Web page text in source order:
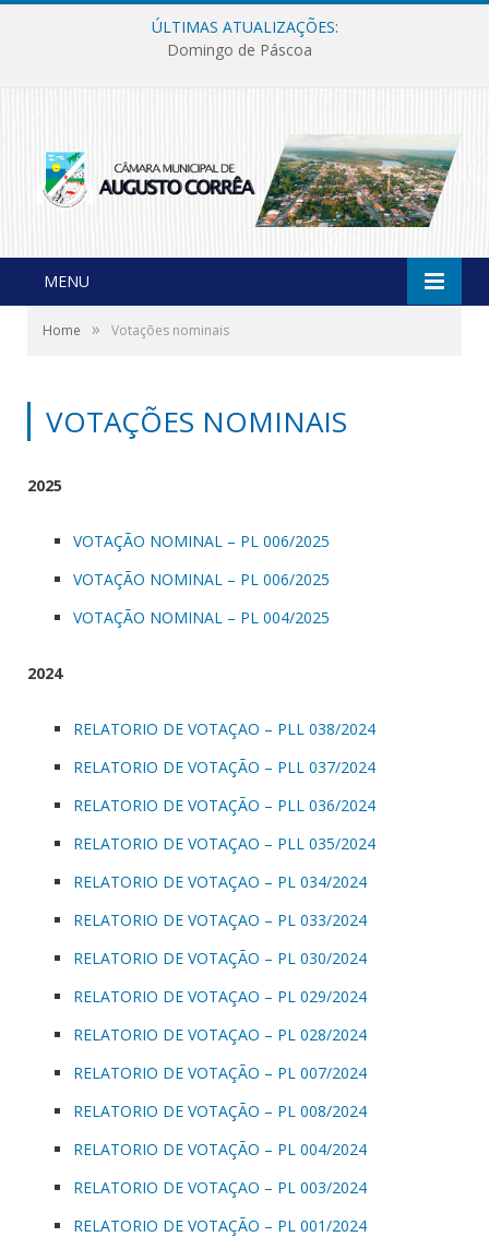
ÚLTIMAS ATUALIZAÇÕES:
Domingo de Páscoa
MENU
Home » Votações nominais
VOTAÇÕES NOMINAIS
2025
VOTAÇÃO NOMINAL – PL 006/2025
VOTAÇÃO NOMINAL – PL 006/2025
VOTAÇÃO NOMINAL – PL 004/2025
2024
RELATORIO DE VOTAÇAO – PLL 038/2024
RELATORIO DE VOTAÇÃO – PLL 037/2024
RELATORIO DE VOTAÇÃO – PLL 036/2024
RELATORIO DE VOTAÇAO – PLL 035/2024
RELATORIO DE VOTAÇAO – PL 034/2024
RELATORIO DE VOTAÇAO – PL 033/2024
RELATORIO DE VOTAÇÃO – PL 030/2024
RELATORIO DE VOTAÇAO – PL 029/2024
RELATORIO DE VOTAÇAO – PL 028/2024
RELATORIO DE VOTAÇÃO – PL 007/2024
RELATORIO DE VOTAÇÃO – PL 008/2024
RELATORIO DE VOTAÇÃO – PL 004/2024
RELATORIO DE VOTAÇAO – PL 003/2024
RELATORIO DE VOTAÇÃO – PL 001/2024